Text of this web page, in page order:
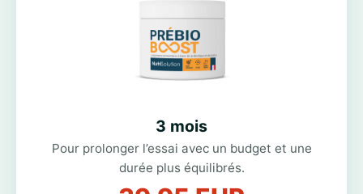
3 mois
Pour prolonger l’essai avec un budget et une
durée plus équilibrés.